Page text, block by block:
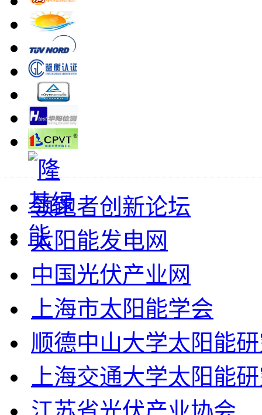
领跑者创新论坛
太阳能发电网
中国光伏产业网
上海市太阳能学会
顺德中山大学太阳能
上海交通大学太阳能